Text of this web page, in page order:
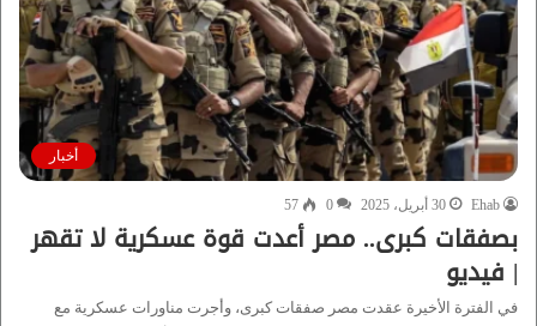
أخبار
Ehab 30 أبريل، 2025 0
57
بصفقات كبرى.. مصر أعدت قوة عسكرية لا تقهر
| فيديو
في الفترة الأخيرة عقدت مصر صفقات كبرى، وأجرت مناورات عسكرية مع